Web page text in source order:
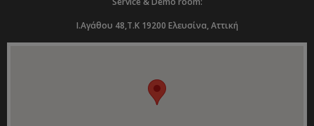
I.Αγάθου 48,Τ.Κ 19200 Ελευσίνα, Αττική